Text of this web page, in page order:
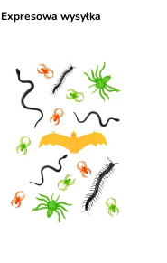
Expresowa wysyłka